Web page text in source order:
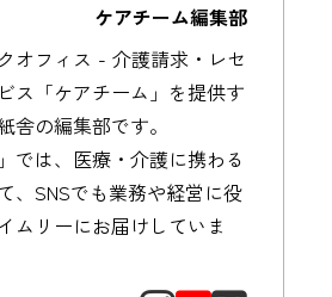
ケアチーム編集部
オフィス - 介護請求・レセ
ス「ケアチーム」を提供す
舎の編集部です。
では、医療・介護に携わる
、SNSでも業務や経営に役
ムリーにお届けしていま